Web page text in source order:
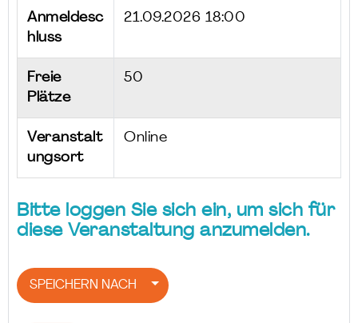
Anmeldesc
hluss
21.09.2026 18:00
Freie
Plätze
50
Veranstalt
ungsort
Online
Bitte loggen Sie sich ein, um sich für
diese Veranstaltung anzumelden.
SPEICHERN NACH